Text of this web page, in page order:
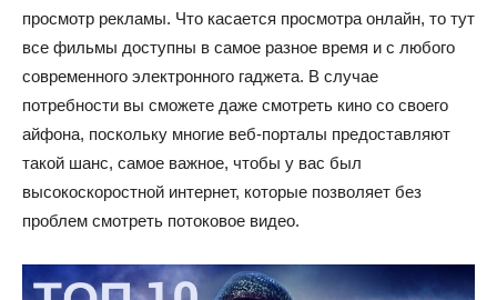
просмотр рекламы. Что касается просмотра онлайн, то тут
все фильмы доступны в самое разное время и с любого
современного электронного гаджета. В случае
потребности вы сможете даже смотреть кино со своего
айфона, поскольку многие веб-порталы предоставляют
такой шанс, самое важное, чтобы у вас был
высокоскоростной интернет, которые позволяет без
проблем смотреть потоковое видео.